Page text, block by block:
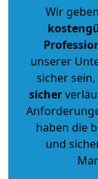
Wir
unserer
sicher
sicher
haben die
und